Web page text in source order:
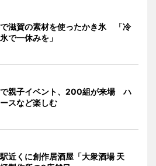
滋賀の素材を使ったかき氷 「冷
で一休みを」
親子イベント、200組が来場 ハ
スなど楽しむ
近くに創作居酒屋「大衆酒場 天